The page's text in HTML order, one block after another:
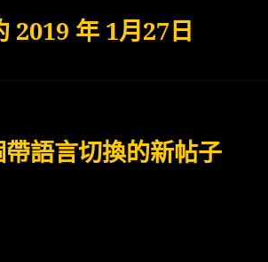
2019 年 1月27日
語言切換的新帖子